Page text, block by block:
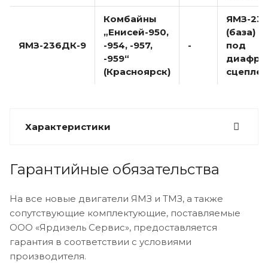
ЯМЗ-236ДК-9
Комбайны
„Енисей-950,
-954, -957,
-959“
(Красноярск)
-
ЯМЗ-
(база)
под
Характеристики
Гарантийные обязательства
На все новые двигатели ЯМЗ и ТМЗ, а также
сопутствующие комплектующие, поставляемые
ООО «Ярдизель Сервис», предоставляется
гарантия в соответствии с условиями
производителя.